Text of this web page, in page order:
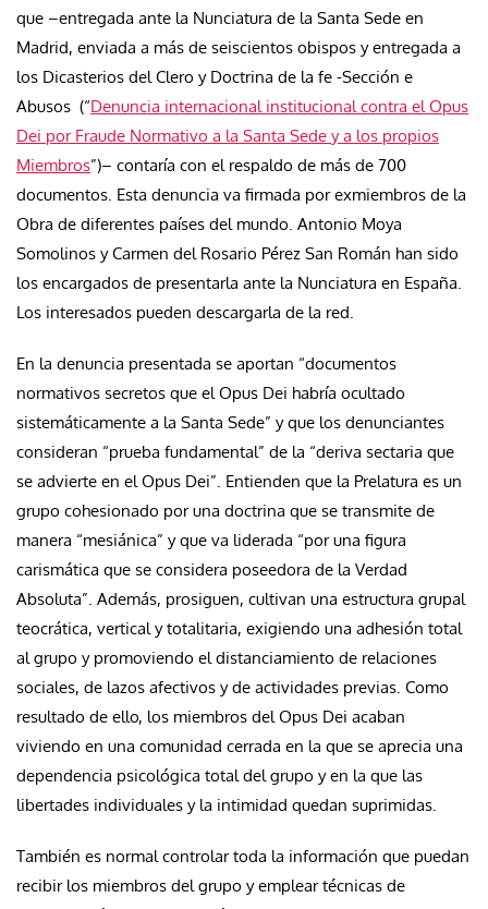
que –entregada ante la Nunciatura de la Santa Sede en
Madrid, enviada a más de seiscientos obispos y entregada a
los Dicasterios del Clero y Doctrina de la fe -Sección e
Abusos (“Denuncia internacional institucional contra el Opus
Dei por Fraude Normativo a la Santa Sede y a los propios
Miembros”)– contaría con el respaldo de más de 700
documentos. Esta denuncia va firmada porexmiembros de la
Obra de diferentes países del mundo Antonio Moya
Somolinos y Carmen del Rosario Pérez San Román han sido
los encargados de presentarla ante la Nunciatura en España.
Los interesados pueden descargarla de la red
En la denuncia presentada se aportan “documentos
normativos secretos que el Opus Dei habría ocultado
sistemáticamente a la Santa Sede” y que los denunciantes
consideran “prueba fundamental” de la “deriva sectaria que
se advierte en el Opus Dei”. Entienden que la Prelatura es un
grupo cohesionado por una doctrina que se transmite de
manera “mesiánica” y que va liderada “por una figura
carismática que se considera poseedora de la Verdad
Absoluta”. Además, prosiguen, cultivan una estructura grupal
teocrática, vertical y totalitaria, exigiendo una adhesión total
al grupo y promoviendo el distanciamiento de relaciones
sociales, de lazos afectivos y de actividades previas. Como
resultado de ello, los miembros del Opus Dei acaban
viviendo en una comunidad cerrada en la que se aprecia una
dependencia psicológica total del grupo y en la que las
libertades individuales y la intimidad quedan suprimidas.
También es normal controlar toda la información que puedan
recibir los miembros del grupo y empleartécnicas de